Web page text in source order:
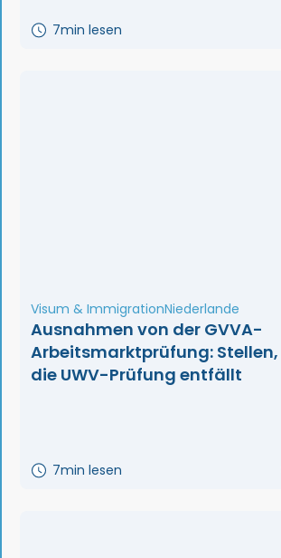
7min lesen
Visum & ImmigrationNiederlande
Ausnahmen von der GVVA-
Arbeitsmarktprüfung: Stellen,
die UWV-Prüfung entfällt
7min lesen